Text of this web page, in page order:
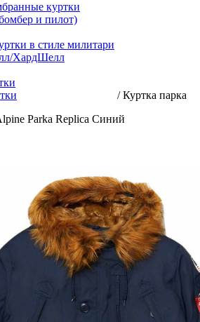
куртки
и пилот)
в стиле милитари
ХардШелл
/Куртка парка
Parka Replica Синий